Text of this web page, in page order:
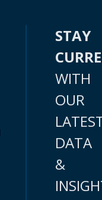
STAY
WITH
OUR
DATA
&